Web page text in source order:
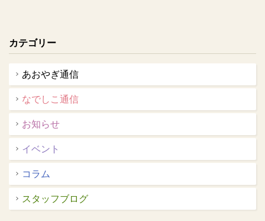
カテゴリー
あおやぎ通信
なでしこ通信
お知らせ
イベント
コラム
スタッフブログ